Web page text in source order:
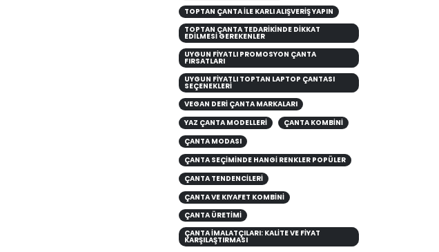
TOPTAN ÇANTA ILE KARLI ALIŞVERIŞ YAPIN
TOPTAN ÇANTA TEDARIKINDE DIKKAT
EDILMESI GEREKENLER
UYGUN FIYATLI PROMOSYON ÇANTA
FIRSATLARI
UYGUN FIYATLI TOPTAN LAPTOP ÇANTASI
SEÇENEKLERI
VEGAN DERI ÇANTA MARKALARI
YAZ ÇANTA MODELLERİ
ÇANTA KOMBINI
ÇANTA MODASI
ÇANTA SEÇIMINDE HANGI RENKLER POPÜLER
ÇANTA TENDENCILERI
ÇANTA VE KIYAFET KOMBINI
ÇANTA ÜRETİMİ
ÇANTA İMALATÇILARI: KALITE VE FIYAT
KARŞILAŞTIRMASI